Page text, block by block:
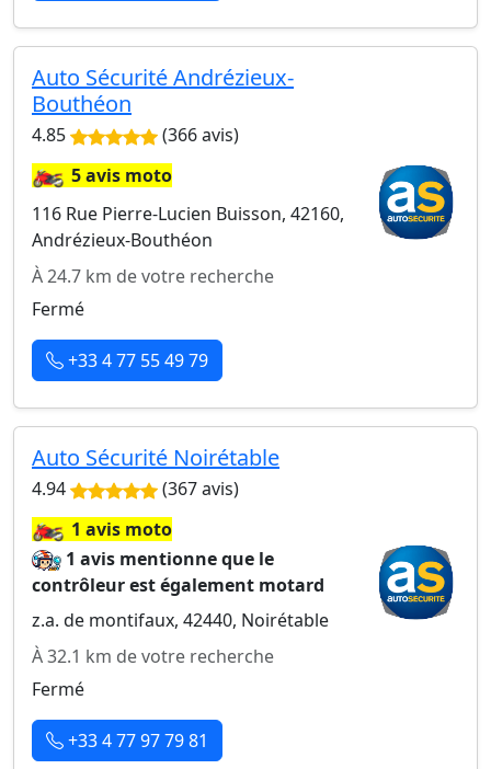
Auto Sécurité Andrézieux-
Bouthéon
4.85 (366 avis)
🏍️5 avis moto
116 Rue Pierre-Lucien Buisson, 42160,
Andrézieux-Bouthéon
À 24.7 km de votre recherche
Fermé
+33 4 77 55 49 79
Auto Sécurité Noirétable
4.94 (367 avis)
🏍️1 avis moto
1 avis mentionne que le
contrôleur est également motard
z.a. de montifaux, 42440, Noirétable
À 32.1 km de votre recherche
Fermé
+33 4 77 97 79 81